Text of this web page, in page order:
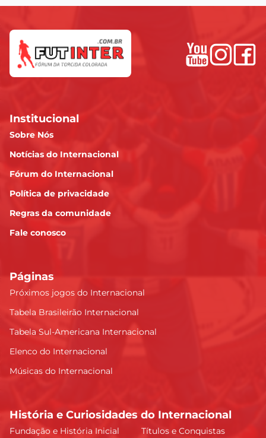
Institucional
Sobre Nós
Notícias do Internacional
Fórum do Internacional
Política de privacidade
Regras da comunidade
Fale conosco
Páginas
Próximos jogos do Internacional
Tabela Brasileirão Internacional
Tabela Sul-Americana Internacional
Elenco do Internacional
Músicas do Internacional
História e Curiosidades do Internacional
Fundação e História Inicial
Títulos e Conquistas